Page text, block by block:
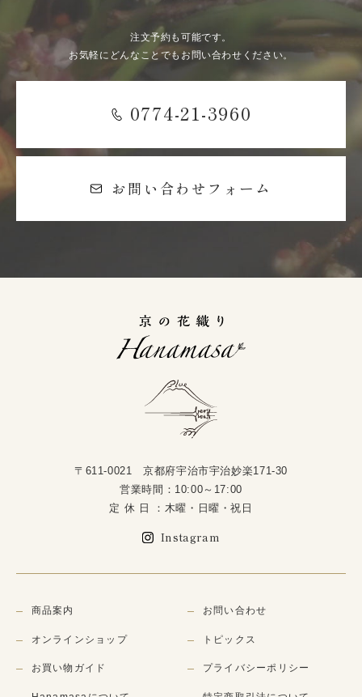
注文予約も可能です。
お気軽にどんなことでもお問い合わせください。
0774-21-3960
お問い合わせフォーム
〒611-0021 京都府宇治市宇治妙楽171-30
営業時間：10:00～17:00
定 休 日 ：木曜・日曜・祝日
Instagram
商品案内
オンラインショップ
お買い物ガイド
お問い合わせ
トピックス
プライバシーポリシー